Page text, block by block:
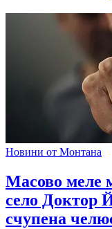
Новини от Монтана
Масово меле
село Доктор
счупена